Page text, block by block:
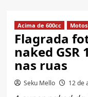
Acima de 600cc Motos
Flagrada
naked GSR
nas ruas
Seku Mello 12 de